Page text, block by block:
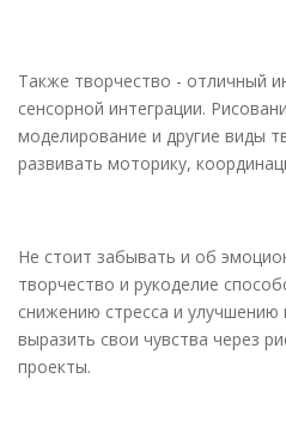
Также творчество - отличный
сенсорной интеграции.
моделирование и другие виды
развивать моторику,
Не стоит забывать и об
творчество и рукоделие
снижению стресса и улучшению
выразить свои чувства через
проекты.